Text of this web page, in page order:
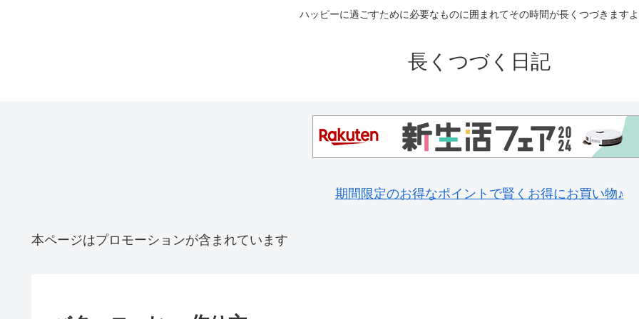
ハッピーに過ごすために必要なものに囲まれてその時間が長くつづきます
長くつづく日記
期間限定のお得なポイントで賢くお得にお買い物♪
本ページはプロモーションが含まれています